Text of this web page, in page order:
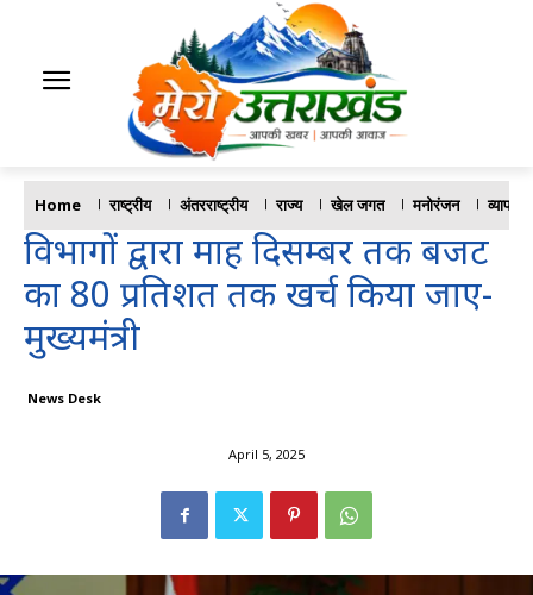
Home राष्ट्रीय अंतरराष्ट्रीय राज्य खेल जगत मनोरंजन व्यापार
विभागों द्वारा माह दिसम्बर तक बजट
का 80 प्रतिशत तक खर्च किया जाए-
मुख्यमंत्री
News Desk
April 5, 2025